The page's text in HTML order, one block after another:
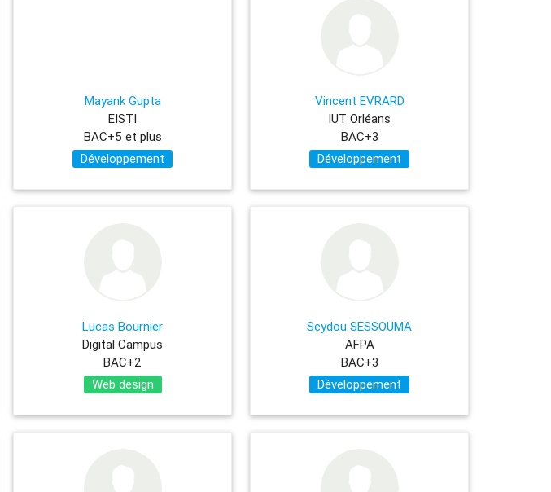
Mayank Gupta
EISTI
BAC+5 et plus
Développement
Vincent EVRARD
IUT Orléans
BAC+3
Développement
Lucas Bournier
Digital Campus
BAC+2
Web design
Seydou SESSOUMA
AFPA
BAC+3
Développement